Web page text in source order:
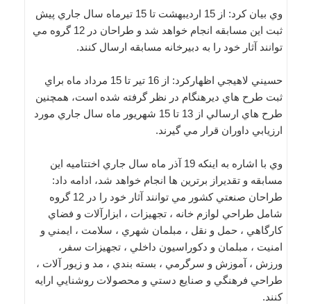
وي بيان كرد: از 15 ارديبهشت تا 15 تيرماه سال جاري پيش
ثبت اين مسابقه انجام خواهد شد و طراحان در 12 گروه مي
توانند آثار خود را به دبيرخانه مسابقه ارسال كنند.
حسيني لاهيجي اظهاركرد: از 16 تير تا 15 مرداد ماه براي
ثبت طرح هاي ديرهنگام در نظر گرفته شده است، همچنين
طرح هاي ارسالي از 13 تا 15 شهريور ماه سال جاري مورد
ارزيابي داوران قرار مي گيرند.
وي با اشاره به اينكه 19 آذر ماه سال جاري اختتاميه اين
مسابقه و تقديراز برترين ها انجام خواهد شد، ادامه داد:
طراحان صنعتي كشور مي توانند آثار خود را در 12 گروه
شامل طراحي لوازم خانه ، تجهيزات ، ابزارآلات و فضاي
كارگاهي ، حمل و نقل ، مبلمان شهري ، سلامت ، ايمني و
امنيت ، مبلمان و دكوراسيون داخلي ، تجهيزات سفر،
ورزش ، آموزش و سرگرمي ، بسته بندي ، مد و زيور آلات ،
طراحي فرهنگي و صنايع دستي و محصولات روشنايي ارايه
كنند.